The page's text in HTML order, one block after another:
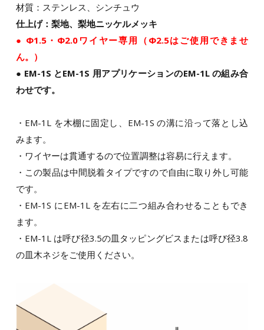
材質：ステンレス、シンチュウ
仕上げ：梨地、梨地ニッケルメッキ
● Φ1.5・Φ2.0ワイヤー専用（Φ2.5はご使用できませ
ん。）
● EM-1S とEM-1S 用アプリケーションのEM-1L の組み合
わせです。
・EM-1L を木棚に固定し、EM-1S の溝に沿って落とし込
みます。
・ワイヤーは貫通するので位置調整は容易に行えます。
・この製品は中間脱着タイプですので自由に取り外し可能
です。
・EM-1S にEM-1L を左右に二つ組み合わせることもでき
ます。
・EM-1L は呼び径3.5の皿タッピングビスまたは呼び径3.8
の皿木ネジをご使用ください。